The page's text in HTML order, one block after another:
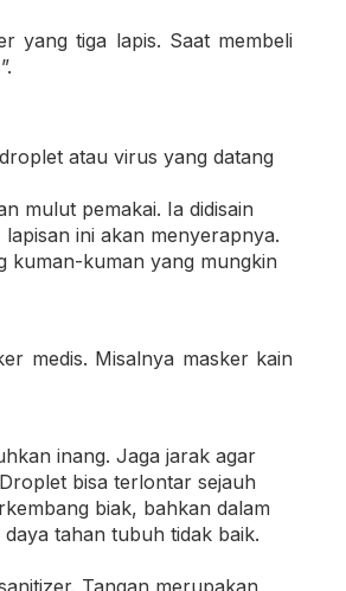
yang tiga lapis. Saat membeli
atau virus yang datang
mulut pemakai. Ia didisain
ini akan menyerapnya.
kuman-kuman yang mungkin
medis. Misalnya masker kain
inang. Jaga jarak agar
bisa terlontar sejauh
biak, bahkan dalam
tahan tubuh tidak baik.
Tangan merupakan